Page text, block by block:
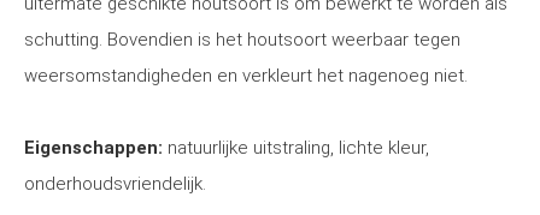
schutting. Bovendien is het houtsoort weerbaar tegen
weersomstandigheden en verkleurt het nagenoeg niet.
Eigenschappen: natuurlijke uitstraling, lichte kleur,
onderhoudsvriendelijk.